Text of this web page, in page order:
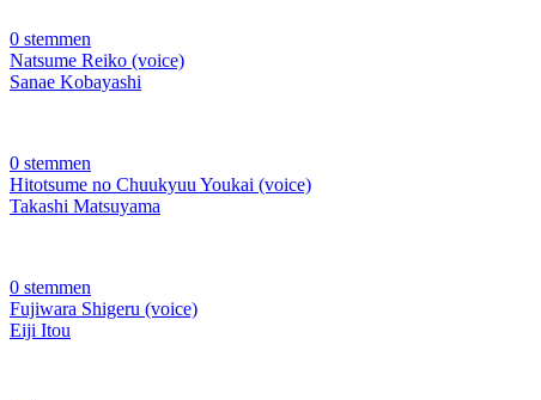
0 stemmen
Natsume Reiko (voice)
Sanae Kobayashi
0 stemmen
Hitotsume no Chuukyuu Youkai (voice)
Takashi Matsuyama
0 stemmen
Fujiwara Shigeru (voice)
Eiji Itou